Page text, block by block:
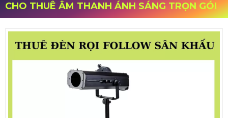
CHO THUÊ ÂM THANH ÁNH SÁNG TRỌN GÓI